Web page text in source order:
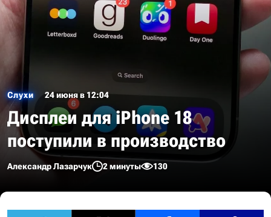
Слухи 24 июня в 12:04
Дисплеи для iPhone 18
поступили в производство
Александр Лазарчук 2 минуты 130